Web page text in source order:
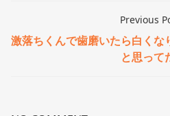
Previous
激落ちくんで歯磨いたら白く
と思って